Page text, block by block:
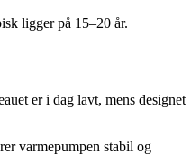
ligger på 15–20 år.
er i dag lavt, mens designet
varmepumpen stabil og